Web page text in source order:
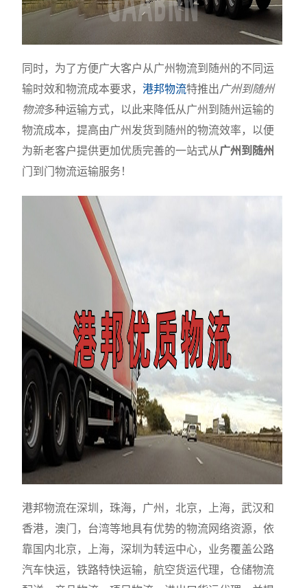
同时，为了方便广大客户从广州物流到随州的不同运
输时效和物流成本要求，港邦物流特推出广州到随州
物流多种运输方式，以此来降低从广州到随州运输的
物流成本，提高由广州发货到随州的物流效率，以便
为新老客户提供更加优质完善的一站式从广州到随州
门到门物流运输服务！
港邦物流在深圳，珠海，广州，北京，上海，武汉和
香港，澳门，台湾等地具有优势的物流网络资源，依
靠国内北京，上海，深圳为转运中心，业务覆盖公路
汽车快运，铁路特快运输，航空货运代理，仓储物流